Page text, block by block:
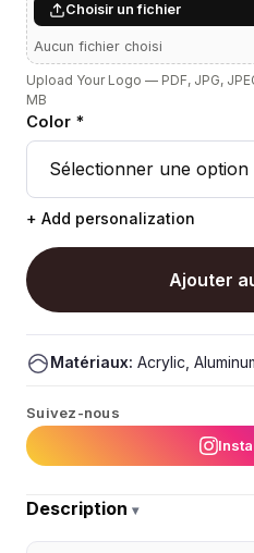
Choisir un fichier
Aucun fichier choisi
Upload Your Logo — PDF, JPG,
MB
Color *
+ Add personalization
Ajouter
Matériaux: Acrylic,
Suivez-nous
Description ▾